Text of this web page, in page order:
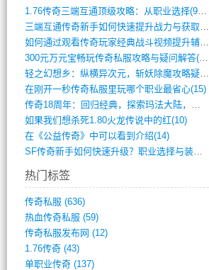
1.76传奇三端互通顶级攻略：从职业选择(972)
三端互通传奇新手如何快速提升战力与获取稀(379)
如何通过观看传奇玩家经典战斗视频提升辅助(661)
300元万元宝畅玩传奇私服攻略与疑问解答(828)
轻之幻想乡：纵横异次元，斩妖除魔攻略疑云(404)
在刚开一秒传奇私服里玩哪个职业最省心(15)
传奇18周年：回归经典，探索玛法大陆，寻(798)
如果我们想杀死1.80火龙传说中的红(10)
在《公益传奇》中可以看到介绍(14)
SF传奇新手如何快速升级？职业选择与装备(711)
热门标签
传奇私服 (636)
热血传奇私服 (59)
传奇私服发布网 (12)
1.76传奇(43)
单职业传奇(137)